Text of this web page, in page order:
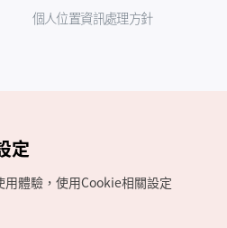
個人位置資訊處理方針
定
體驗，使用Cookie相關設定